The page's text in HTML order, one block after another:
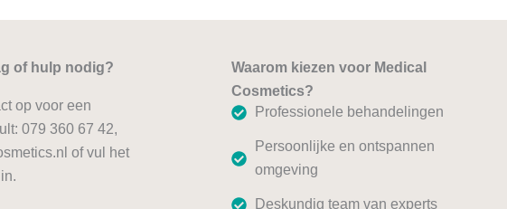
of hulp nodig?
op voor een
079 360 67 42,
of vul het
Waarom kiezen voor Medical
Cosmetics?
Professionele behandelingen
Persoonlijke en ontspannen
omgeving
Deskundig team van experts